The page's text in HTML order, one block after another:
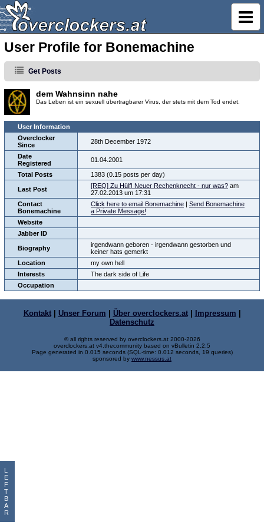
User Profile for Bonemachine
Get Posts
dem Wahnsinn nahe
Das Leben ist ein sexuell übertragbarer Virus, der stets mit dem Tod endet.
User Information
Overclocker
Since
28th December 1972
Date
Registered
01.04.2001
Total Posts 1383 (0.15 posts per day)
Last Post [REQ] Zu Hülf! Neuer Rechenknecht - nur was? am
27.02.2013 um 17:31
Contact
Bonemachine
Click here to email Bonemachine | Send Bonemachine
a Private Message!
Website
Jabber ID
Biography
irgendwann geboren - irgendwann gestorben und
keiner hats gemerkt
Location
my own hell
Interests
The dark side of Life
Occupation
L
E
F
T
B
A
R
Kontakt| Unser Forum Über overclockers.at| Impressum
Datenschutz
© all rights reserved by overclockers.at 2000-2026
overclockers.at v4.thecommunity based on vBulletin 2.2.5
Page generated in 0.015 seconds (SQL-time: 0.012 seconds, 19 queries)
sponsored by www.nessus.at